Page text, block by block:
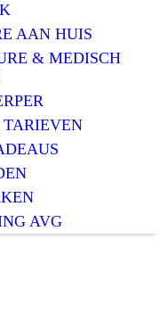
AAN HUIS
& MEDISCH
AVG